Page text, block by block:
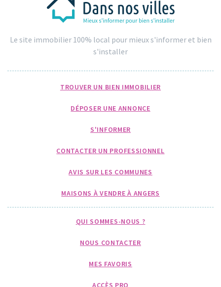
Le site immobilier 100% local pour mieux s'informer et bien
s'installer
TROUVER UN BIEN IMMOBILIER
DÉPOSER UNE ANNONCE
S'INFORMER
CONTACTER UN PROFESSIONNEL
AVIS SUR LES COMMUNES
MAISONS À VENDRE À ANGERS
QUI SOMMES-NOUS ?
NOUS CONTACTER
MES FAVORIS
ACCÈS PRO